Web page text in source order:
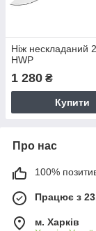
Ніж нескладаний
HWP
1 280 ₴
Купити
Про нас
100%
Працює з
м. Харків